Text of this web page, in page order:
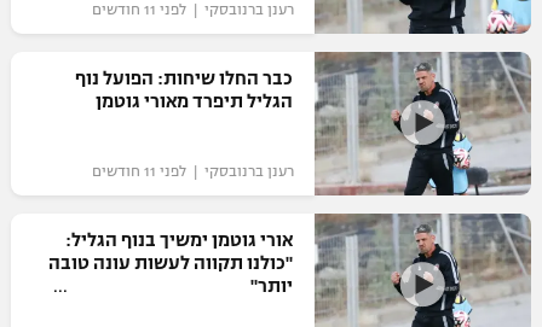
רענן ברנובסקי | לפני 11 חודשים
כבר החלו שיחות: הפועל נוף
הגליל תיפרד מאורי גוטמן
רענן ברנובסקי | לפני 11 חודשים
אורי גוטמן ימשיך בנוף הגליל:
"כולנו תקווה לעשות עונה טובה
יותר"